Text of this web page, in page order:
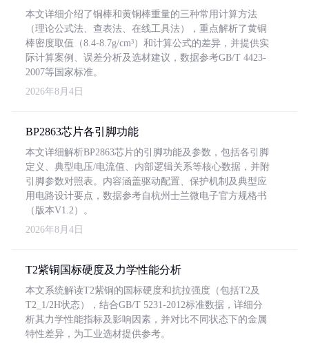
本文详细介绍了铜棒和黄铜棒重量的三种常用计算方法
（理论公式法、查表法、在线工具法），重点解析了黄铜
棒密度取值（8.4-8.7g/cm³）和计算公式的差异，并提供实
际计算案例、误差分析及选材建议，数据参考GB/T 4423-
2007等国家标准。
2026年8月4日
BP2863芯片各引脚功能
本文详细解析BP2863芯片的引脚功能及参数，包括各引脚
定义、典型电压/电流值、内部逻辑关系等核心数据，并附
引脚参数对照表。内容涵盖驱动配置、保护机制及典型应
用电路设计要点，数据参考自杭州士兰微电子官方规格书
（版本V1.2）。
2026年8月4日
T2紫铜国标硬度及力学性能分析
本文系统解读T2紫铜的国标硬度和抗拉强度（包括T2及
T2_1/2H状态），结合GB/T 5231-2012标准数据，详细分
析其力学性能指标及影响因素，并对比不同状态下的金属
特性差异，为工业选材提供参考。